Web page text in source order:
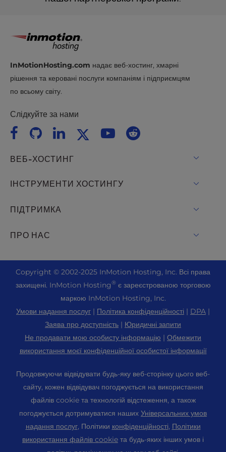
InMotionHosting.com надає веб-хостинг, хмарні
рішення та керовані послуги компаніям і підприємцям
по всьому світу.
Слідкуйте за нами
ВЕБ-ХОСТИНГ
Віртуальний хостинг
UltraStack ONE для WordPress
Хмарний VPS
Виділений хостинг серверів
Голі металеві сервери
Рішення для корпоративного хостингу
Хостинг серверів Minecraft
Хостинг для електронної комерції
ІНСТРУМЕНТИ ХОСТИНГУ
WordPress
Joomla Хостинг
cPanel Хостинг
Хостинг PHP
Magento Хостинг
PrestaShop Хостинг
Laravel Хостинг
Хостинг Ubuntu
Хостинг Linux
WordPress Конструктор веб-сайтів
Доменні імена
ПІДТРИМКА
Живий чат
+44 2045 763722
Центр підтримки
Підтримка громади
WordPress Навчальні посібники
Керований хостинг
Міграція веб-сайтів
Розташування центрів обробки даних
Центр обробки даних в Лос-Анджелесі
ПРО НАС
Зв'яжіться з нами
Про нас
Новини
Партнерська програма
Студентський веб-хостинг
Карта сайту
Налаштування доступності (ADA)
Copyright © 2002-2025 InMotion Hosting, Inc. Всі права
захищені. InMotion Hosting®є зареєстрованою торговою
маркою InMotion Hosting, Inc.
Умови надання послуг | Політика конфіденційності | DPA |
Заява про доступність | Юридичні запити
Не продавати мою особисту інформацію | Обмежити
використання моєї конфіденційної особистої інформації
Продовжуючи відвідувати будь-яку веб-сторінку цього веб-
сайту, кожен відвідувач погоджується на використання
файлів cookie та технологій відстеження, а також
погоджується дотримуватися наших Універсальних умов
надання послуг, Політики конфіденційності, Політики
використання файлів cookie та будь-яких інших умов і